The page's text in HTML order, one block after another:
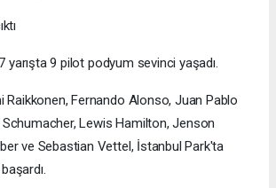
yarışta 9 pilot podyum sevinci yaşadı.
Raikkonen, Fernando Alonso, Juan Pablo
Lewis Hamilton, Jenson
ve Sebastian Vettel, İstanbul Park'ta